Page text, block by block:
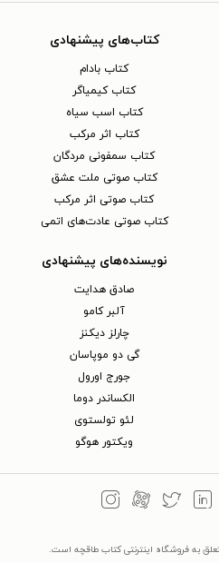
کتاب‌های پیشنهادی
کتاب بادام
کتاب کیمیاگر
کتاب اسب سیاه
کتاب اثر مرکب
کتاب سمفونی مردگان
کتاب صوتی ملت عشق
کتاب صوتی اثر مرکب
کتاب صوتی عادت‌های اتمی
نویسنده‌های پیشنهادی
صادق هدایت
آلبر کامو
چارلز دیکنز
گی دو موپاسان
جورج اورول
الکساندر دوما
لئو تولستوی
ویکتور هوگو
به فروشگاه اینترنتی کتاب طاقچه است.